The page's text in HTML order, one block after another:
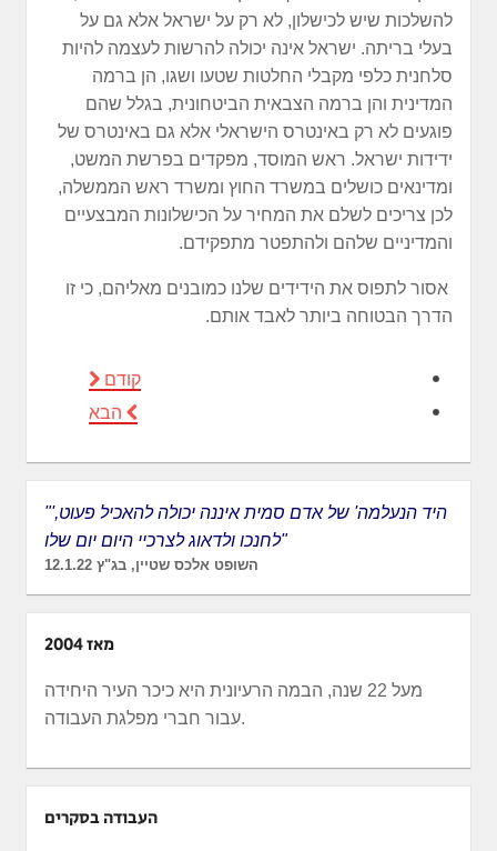
להשלכות שיש לכישלון, לא רק על ישראל אלא גם על
בעלי בריתה. ישראל אינה יכולה להרשות לעצמה להיות
סלחנית כלפי מקבלי החלטות שטעו ושגו, הן ברמה
המדינית והן ברמה הצבאית הביטחונית, בגלל שהם
פוגעים לא רק באינטרס הישראלי אלא גם באינטרס של
ידידות ישראל. ראש המוסד, מפקדים בפרשת המשט,
ומדינאים כושלים במשרד החוץ ומשרד ראש הממשלה,
לכן צריכים לשלם את המחיר על הכישלונות המבצעיים
והמדיניים שלהם ולהתפטר מתפקידם.
אסור לתפוס את הידידים שלנו כמובנים מאליהם, כי זו
הדרך הבטוחה ביותר לאבד אותם.
קודם
הבא
"'היד הנעלמה' של אדם סמית איננה יכולה להאכיל פעוט,
לחנכו ולדאוג לצרכיי היום יום שלו"
השופט אלכס שטיין, בג"ץ 12.1.22
מאז 2004
מעל 22 שנה, הבמה הרעיונית היא כיכר העיר היחידה
עבור חברי מפלגת העבודה.
העבודה בסקרים